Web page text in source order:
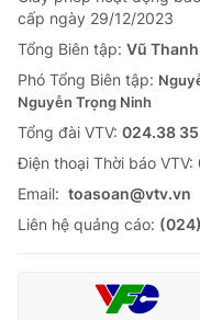
cấp ngày 29/12/2023
Tổng Biên tập: Vũ
Phó Tổng Biên tập:
Nguyễn Trọng Ninh
Tổng đài VTV: 024.38
Ðiện thoại Thời báo VTV:
Email: toasoan@vtv.vn
Liên hệ quảng cáo: